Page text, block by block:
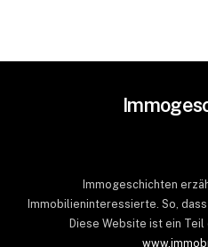
Immogeschichten
Immobilieninteressierte. So,
Diese Website ist ein